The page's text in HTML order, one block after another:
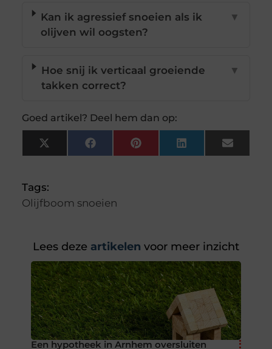
Kan ik agressief snoeien als ik
olijven wil oogsten?
▼
Hoe snij ik verticaal groeiende
takken correct?
▼
Goed artikel? Deel hem dan op:
X
(Twitter)
FacebookPinterestLinkedInEmail
Tags:
Olijfboom snoeien
Lees deze artikelen voor meer inzicht
Een hypotheek in Arnhem oversluiten